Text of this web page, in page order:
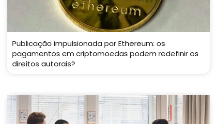
Publicação impulsionada por Ethereum: os
pagamentos em criptomoedas podem redefinir os
direitos autorais?